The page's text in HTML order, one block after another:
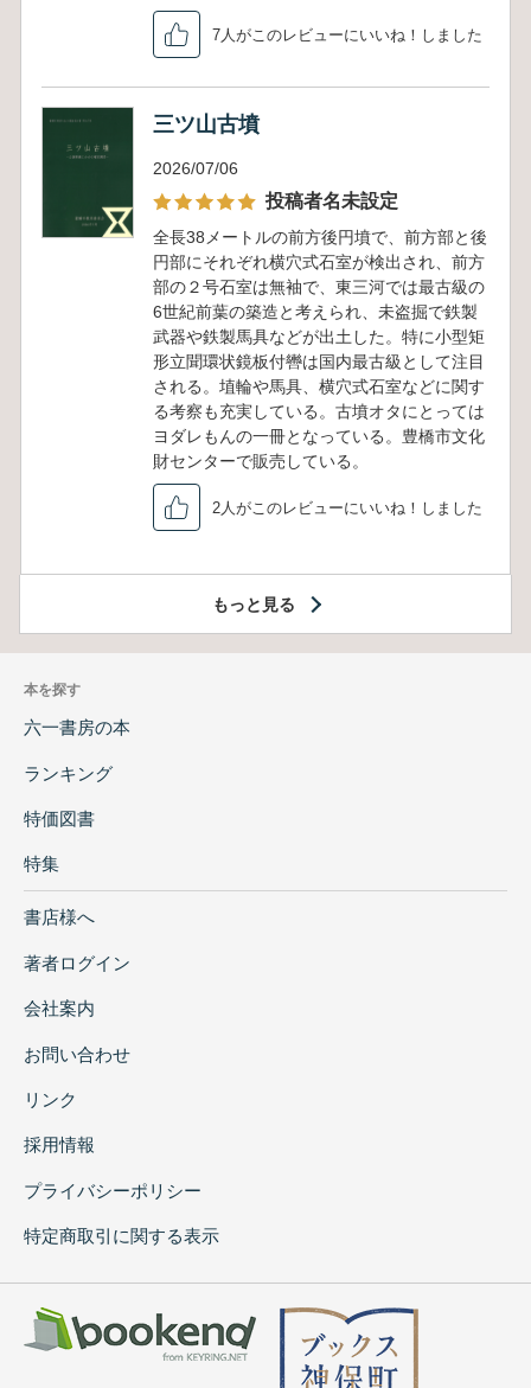
7人がこのレビューにいいね！しました
三ツ山古墳
2026/07/06
投稿者名未設定
全長38メートルの前方後円墳で、前方部と後
円部にそれぞれ横穴式石室が検出され、前方
部の２号石室は無袖で、東三河では最古級の
6世紀前葉の築造と考えられ、未盗掘で鉄製
武器や鉄製馬具などが出土した。特に小型矩
形立聞環状鏡板付轡は国内最古級として注目
される。埴輪や馬具、横穴式石室などに関す
る考察も充実している。古墳オタにとっては
ヨダレもんの一冊となっている。豊橋市文化
財センターで販売している。
2人がこのレビューにいいね！しました
もっと見る
本を探す
六一書房の本
ランキング
特価図書
特集
書店様へ
著者ログイン
会社案内
お問い合わせ
リンク
採用情報
プライバシーポリシー
特定商取引に関する表示